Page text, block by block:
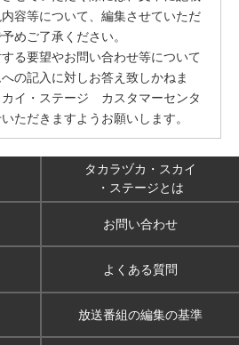
容等について、編集させていただ
めご了承ください。
る要望やお問い合わせ等について
の記入に対しお答え致しかねま
イ・ステージ カスタマーセンタ
ただきますようお願いします。
タカラヅカ・スカイ
・ステージとは
お問い合わせ
よくある質問
放送番組の編集の基準